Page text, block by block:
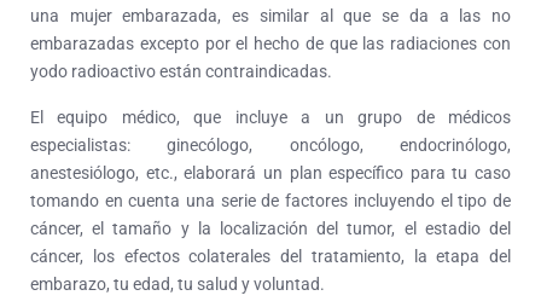
una mujer embarazada, es similar al que se da a las no
embarazadas excepto por el hecho de que las radiaciones con
yodo radioactivo están contraindicadas.
El equipo médico, que incluye a un grupo de médicos
especialistas: ginecólogo, oncólogo, endocrinólogo,
anestesiólogo, etc., elaborará un plan específico para tu caso
tomando en cuenta una serie de factores incluyendo el tipo de
cáncer, el tamaño y la localización del tumor, el estadio del
cáncer, los efectos colaterales del tratamiento, la etapa del
embarazo, tu edad, tu salud y voluntad.